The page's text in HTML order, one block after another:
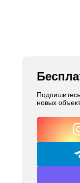
новых